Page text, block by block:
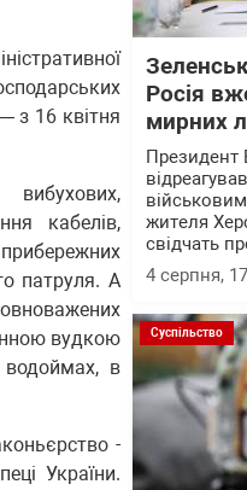
з 16 квітня
кабелів,
патруля. А
вудкою
водоймах, в
-
України.
Росія
мирних
Президент
жителя
свідчать
4 серпня,
Суспільство